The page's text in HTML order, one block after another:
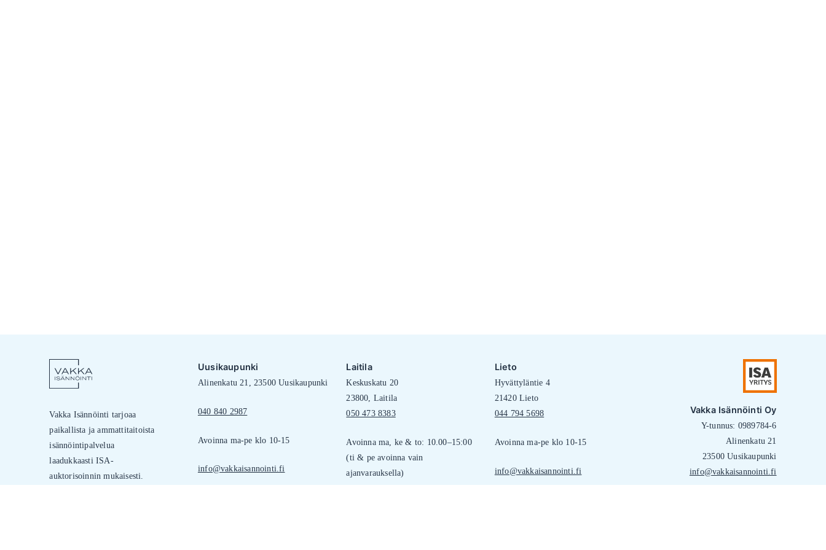
Vakka Isännöinti tarjoaa
paikallista ja ammattitaitoista
isännöintipalvelua
laadukkaasti ISA-
auktorisoinnin mukaisesti.
Uusikaupunki
Alinenkatu 21, 23500 Uusikaupunki
040 840 2987
Avoinna ma-pe klo 10-15
info@vakkaisannointi.fi
Laitila
Keskuskatu 20
23800, Laitila
050 473 8383
Avoinna ma, ke & to: 10.00–15:00
(ti & pe avoinna vain
ajanvarauksella)
Lieto
Hyvättyläntie 4
21420 Lieto
044 794 5698
Avoinna ma-pe klo 10-15
info@vakkaisannointi.fi
Vakka Isännöinti Oy
Y-tunnus: 0989784-6
Alinenkatu 21
23500 Uusikaupunki
info@vakkaisannointi.fi